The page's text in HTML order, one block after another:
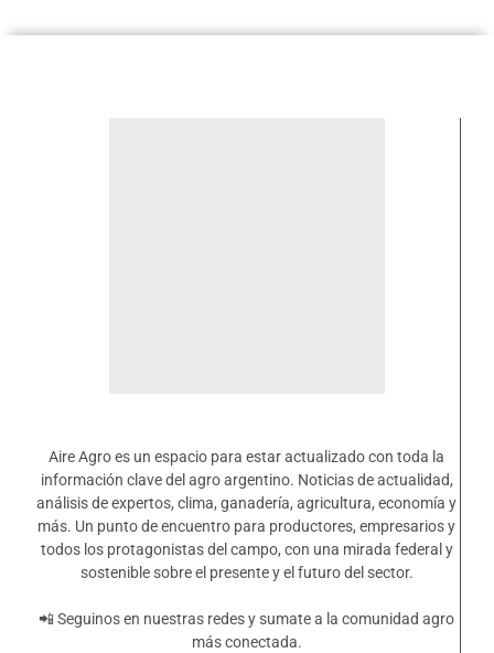
Aire Agro es un espacio para estar actualizado con toda la
información clave del agro argentino. Noticias de actualidad,
análisis de expertos, clima, ganadería, agricultura, economía y
más. Un punto de encuentro para productores, empresarios y
todos los protagonistas del campo, con una mirada federal y
sostenible sobre el presente y el futuro del sector.
📲 Seguinos en nuestras redes y sumate a la comunidad agro
más conectada.